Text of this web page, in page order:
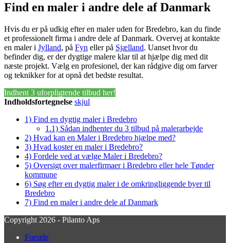
Find en maler i andre dele af Danmark
Hvis du er på udkig efter en maler uden for Bredebro, kan du finde
et professionelt firma i andre dele af Danmark. Overvej at kontakte
en maler i Jylland, på Fyn eller på Sjælland. Uanset hvor du
befinder dig, er der dygtige malere klar til at hjælpe dig med dit
næste projekt. Vælg en profesionel, der kan rådgive dig om farver
og teknikker for at opnå det bedste resultat.
Indhent 3 uforpligtende tilbud her!
Indholdsfortegnelse skjul
1) Find en dygtig maler i Bredebro
1.1) Sådan indhenter du 3 tilbud på malerarbejde
2) Hvad kan en Maler i Bredebro hjælpe med?
3) Hvad koster en maler i Bredebro?
4) Fordele ved at vælge Maler i Bredebro?
5) Oversigt over malerfirmaer i Bredebro eller hele Tønder
kommune
6) Søg efter en dygtig maler i de omkringliggende byer til
Bredebro
7) Find en maler i andre dele af Danmark
Copyright 2026 - Pilanto Aps
Forside